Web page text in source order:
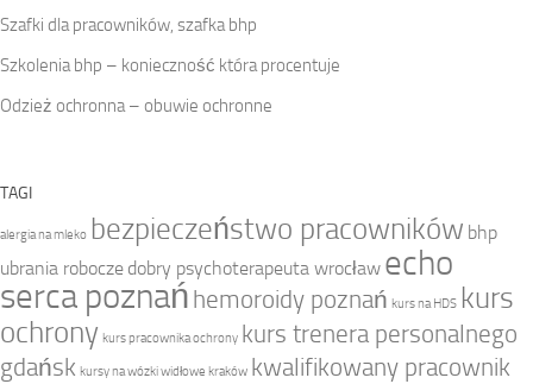
Szafki dla pracowników, szafka bhp
Szkolenia bhp – konieczność która procentuje
Odzież ochronna – obuwie ochronne
TAGI
alergia na mleko bezpieczeństwo pracowników bhp
ubrania robocze dobry psychoterapeuta wrocław echo
serca poznań hemoroidy poznań kurs na HDS kurs
ochrony kurs pracownika ochrony kurs trenera personalnego
gdańsk kursy na wózki widłowe kraków kwalifikowany pracownik